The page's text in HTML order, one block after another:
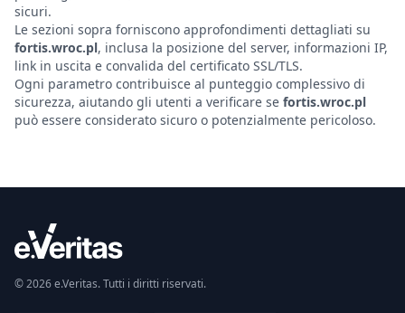
sicuri.
Le sezioni sopra forniscono approfondimenti dettagliati su
fortis.wroc.pl, inclusa la posizione del server, informazioni IP,
link in uscita e convalida del certificato SSL/TLS.
Ogni parametro contribuisce al punteggio complessivo di
sicurezza, aiutando gli utenti a verificare se fortis.wroc.pl
può essere considerato sicuro o potenzialmente pericoloso.
© 2026 e.Veritas. Tutti i diritti riservati.